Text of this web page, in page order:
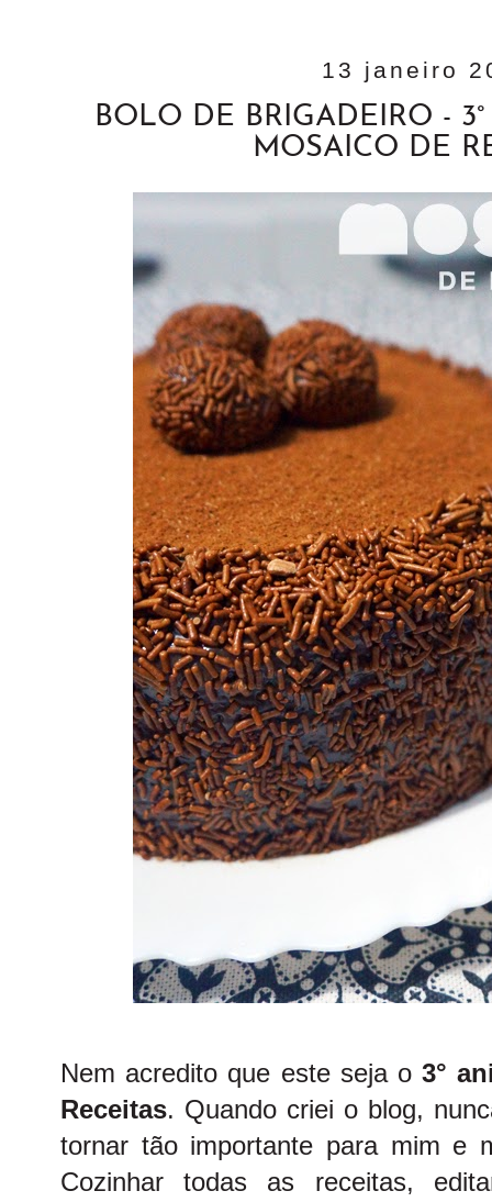
13 janeiro
BOLO DE BRIGADEIRO -
MOSAICO DE
Nem acredito que este seja o3°
Receitas. Quando criei o blog,
tornar tão importante para mim e
Cozinhar todas as receitas,